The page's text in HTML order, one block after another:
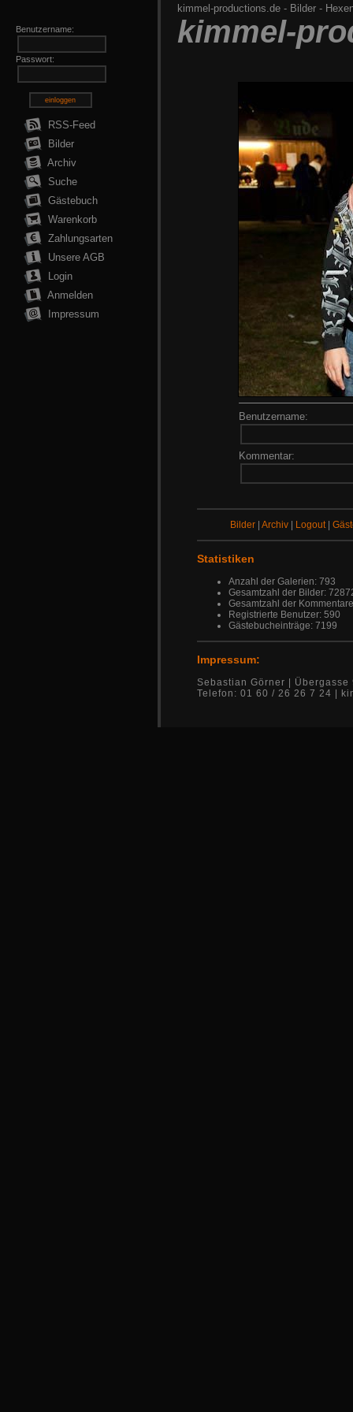
Benutzername:
Passwort:
einloggen
RSS-Feed
Bilder
Archiv
Suche
Gästebuch
Warenkorb
Zahlungsarten
Unsere AGB
Login
Anmelden
Impressum
kimmel-productions.de - Bilder -
kimmel-
Benutzername:
Kommentar:
Bilder |Archiv | Logout |
Statistiken
Anzahl der Galerien: 793
Gesamtzahl der Bilder:
Gesamtzahl der
Registrierte Benutzer: 590
Gästebucheinträge: 7199
Impressum:
Sebastian Görner |
Telefon: 01 60 / 26 26 7 24 |